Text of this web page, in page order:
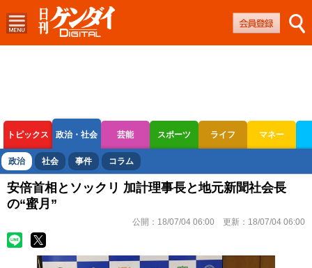
トピックス 政治・社会 芸能 スポーツ ライフ マネー
ボートレース 競輪 オートレース
政治 社会 事件 コラム
安倍首相とソックリ 加計理事長と地元新聞社会長
の“蜜月”
公開： 18/07/04 06:00 更新： 18/07/04 06:00